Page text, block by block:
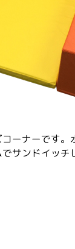
ーナーです
サンドイッ